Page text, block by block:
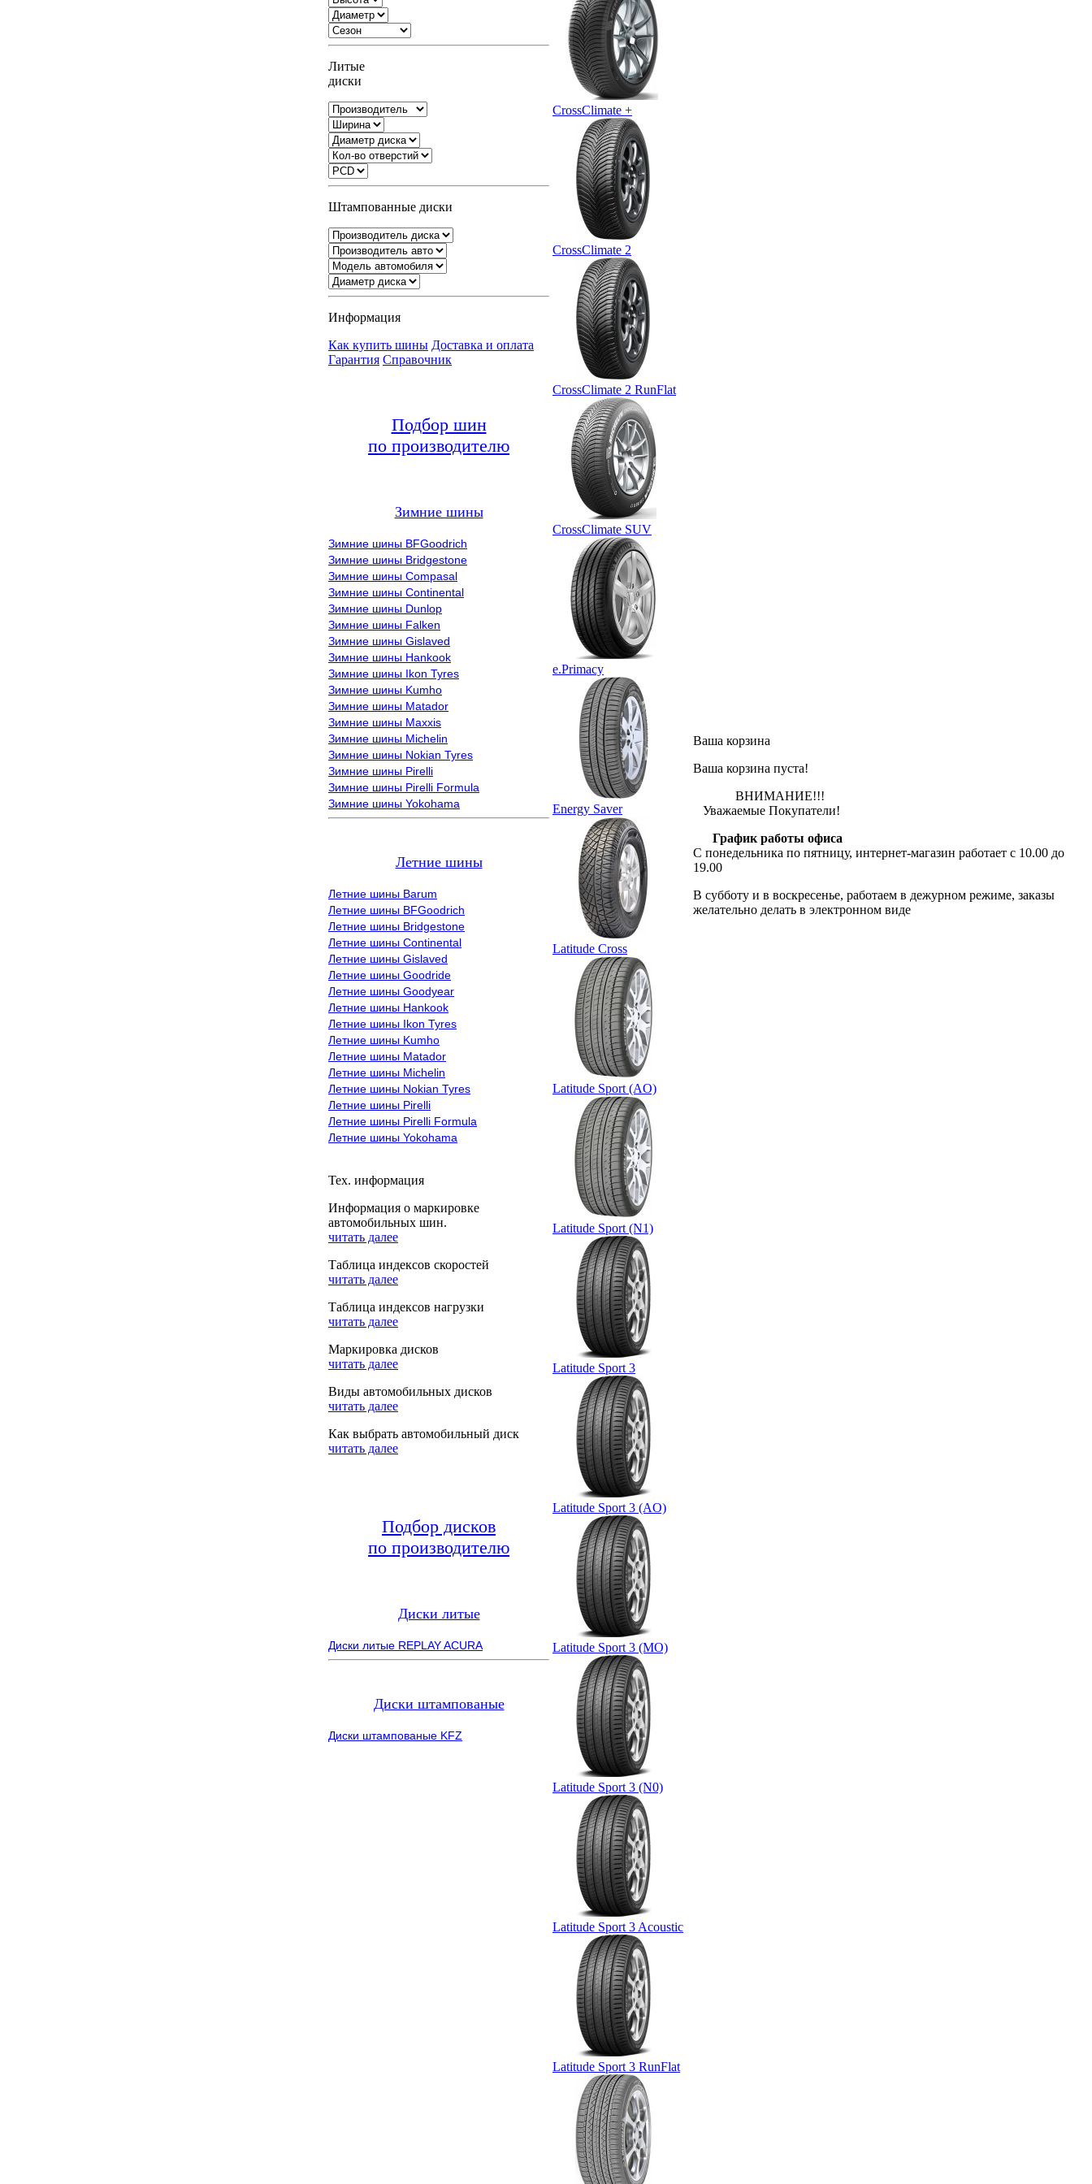
Литые
диски
Штампованные диски
Информация
Как купить шины Доставка и оплата
Гарантия Справочник
Подбор шин
по производителю
Зимние шины
Зимние шины BFGoodrich
Зимние шины Bridgestone
Зимние шины Compasal
Зимние шины Continental
Зимние шины Dunlop
Зимние шины Falken
Зимние шины Gislaved
Зимние шины Hankook
Зимние шины Ikon Tyres
Зимние шины Kumho
Зимние шины Matador
Зимние шины Maxxis
Зимние шины Michelin
Зимние шины Nokian Tyres
Зимние шины Pirelli
Зимние шины Pirelli Formula
Зимние шины Yokohama
Летние шины
Летние шины Barum
Летние шины BFGoodrich
Летние шины Bridgestone
Летние шины Continental
Летние шины Gislaved
Летние шины Goodride
Летние шины Goodyear
Летние шины Hankook
Летние шины Ikon Tyres
Летние шины Kumho
Летние шины Matador
Летние шины Michelin
Летние шины Nokian Tyres
Летние шины Pirelli
Летние шины Pirelli Formula
Летние шины Yokohama
Тех. информация
Информация о маркировке
автомобильных шин.
читать далее
Таблица индексов скоростей
читать далее
Таблица индексов нагрузки
читать далее
Маркировка дисков
читать далее
Виды автомобильных дисков
читать далее
Как выбрать автомобильный диск
читать далее
Подбор дисков
по производителю
Диски литые
Диски литые REPLAY ACURA
Диски штампованые
Диски штампованые KFZ
CrossClimate +
CrossClimate 2
CrossClimate 2 RunFlat
CrossClimate SUV
e.Primacy
Energy Saver
Latitude Cross
Latitude Sport (AO)
Latitude Sport (N1)
Latitude Sport 3
Latitude Sport 3 (AO)
Latitude Sport 3 (MO)
Latitude Sport 3 (N0)
Latitude Sport 3 Acoustic
Latitude Sport 3 RunFlat
Ваша корзина
Ваша корзина пуста!
ВНИМАНИЕ!!!
Уважаемые Покупатели!
График работы офиса
С понедельника по пятницу, интернет-магазин работает с 10.00 до
19.00
В субботу и в воскресенье, работаем в дежурном режиме, заказы
желательно делать в электронном виде